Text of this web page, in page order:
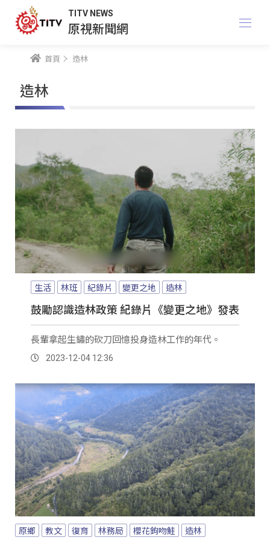
TITV NEWS
原視新聞網
首頁 造林
造林
生活 林班 紀錄片 變更之地 造林
鼓勵認識造林政策 紀錄片《變更之地》發表
長輩拿起生鏽的砍刀回憶投身造林工作的年代。
2023-12-04 12:36
原鄉 教文 復育 林務局 櫻花鉤吻鮭 造林